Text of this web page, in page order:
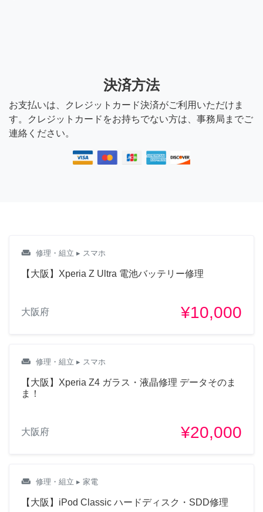
決済方法
お支払いは、クレジットカード決済がご利用いただけま
す。クレジットカードをお持ちでない方は、事務局までご
連絡ください。
weekend 修理・組立 ▸ スマホ
【大阪】Xperia Z Ultra 電池バッテリー修理
大阪府 ¥10,000
weekend 修理・組立 ▸ スマホ
【大阪】Xperia Z4 ガラス・液晶修理 データそのま
ま！
大阪府 ¥20,000
weekend 修理・組立 ▸ 家電
【大阪】iPod Classic ハードディスク・SDD修理